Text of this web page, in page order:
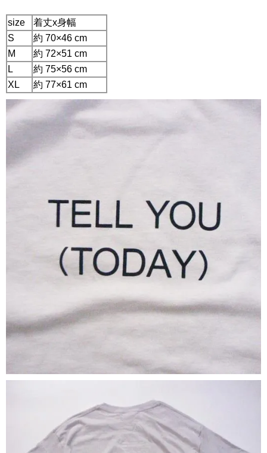
size
着丈x身幅
S
約 70×46 cm
M
約 72×51 cm
L
約 75×56 cm
XL
約 77×61 cm